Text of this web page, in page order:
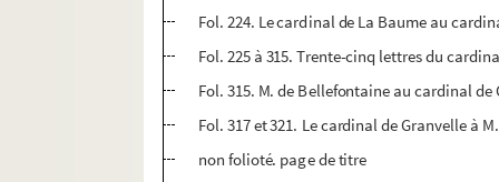
Fol. 224. Le cardinal de La Baume au
Fol. 225 à 315. Trente-cinq lettres du
Fol. 315. M. de Bellefontaine au cardinal de
Fol. 317 et 321. Le cardinal de Granvelle à
non folioté. page de titre